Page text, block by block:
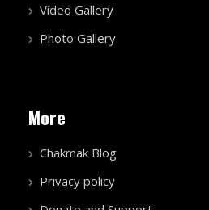
Video Gallery
Photo Gallery
More
Chakmak Blog
Privacy policy